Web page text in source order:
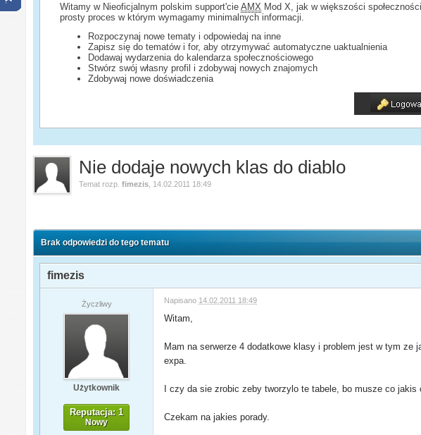
Witamy w Nieoficjalnym polskim support'cieAMX Mod X, jak w większości
prosty proces w którym wymagamy minimalnych informacji.
Rozpoczynaj nowe tematy i odpowiedaj na inne
Zapisz się do tematów i for, aby otrzymywać automatyczne uaktualnienia
Dodawaj wydarzenia do kalendarza społecznościowego
Stwórz swój własny profil i zdobywaj nowych znajomych
Zdobywaj nowe doświadczenia
Nie dodaje nowych klas do diablo
Temat rozp.fimezis 14.02.2011 18:49
Brak odpowiedzi do tego tematu
fimezis
Życzliwy
Użytkownik
Reputacja: 1
Nowy
Napisano 14.02.2011 18:49
Witam,
Mam na serwerze 4 dodatkowe klasy i problem jest w tym
expa.
I czy da sie zrobic zeby tworzylo te tabele, bo musze co jakis
Czekam na jakies porady.